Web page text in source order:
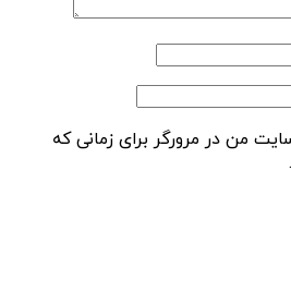
من در مرورگر برای زمانی که